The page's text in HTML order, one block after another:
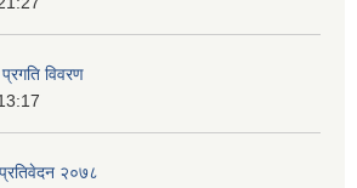
विवरण
२०७८